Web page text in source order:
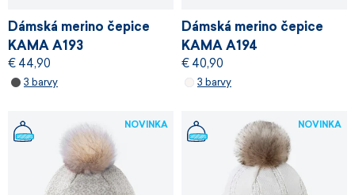
Dámská merino čepice
KAMA A193
€ 44,90
3 barvy
Dámská merino čepice
KAMA A194
€ 40,90
3 barvy
NOVINKA NOVINKA